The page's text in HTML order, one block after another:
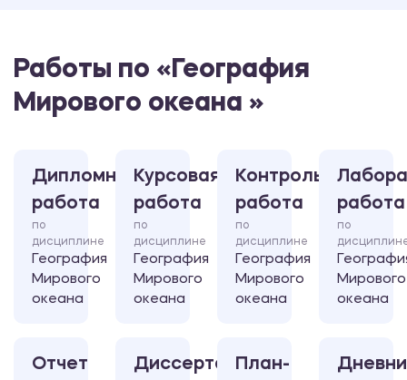
Работы по «География
Мирового океана »
Дипломная
работа
по
дисциплине
География
Мирового
океана
Курсовая
работа
по
дисциплине
География
Мирового
океана
Контрольная
работа
по
дисциплине
География
Мирового
океана
работа
по
Мирового
океана
Отчет
ДиссертацияПлан-